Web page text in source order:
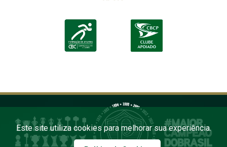
Este site utiliza cookies para melhorar sua experiência.